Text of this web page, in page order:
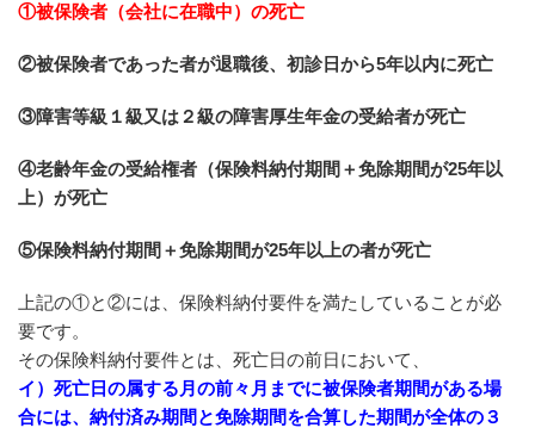
①被保険者（会社に在職中）の死亡
②被保険者であった者が退職後、初診日から5年以内に死亡
③障害等級１級又は２級の障害厚生年金の受給者が死亡
④老齢年金の受給権者（保険料納付期間＋免除期間が25年以
上）が死亡
⑤保険料納付期間＋免除期間が25年以上の者が死亡
上記の①と②には、保険料納付要件を満たしていることが必
要です。
その保険料納付要件とは、死亡日の前日において、
イ）死亡日の属する月の前々月までに被保険者期間がある場
合には、納付済み期間と免除期間を合算した期間が全体の３